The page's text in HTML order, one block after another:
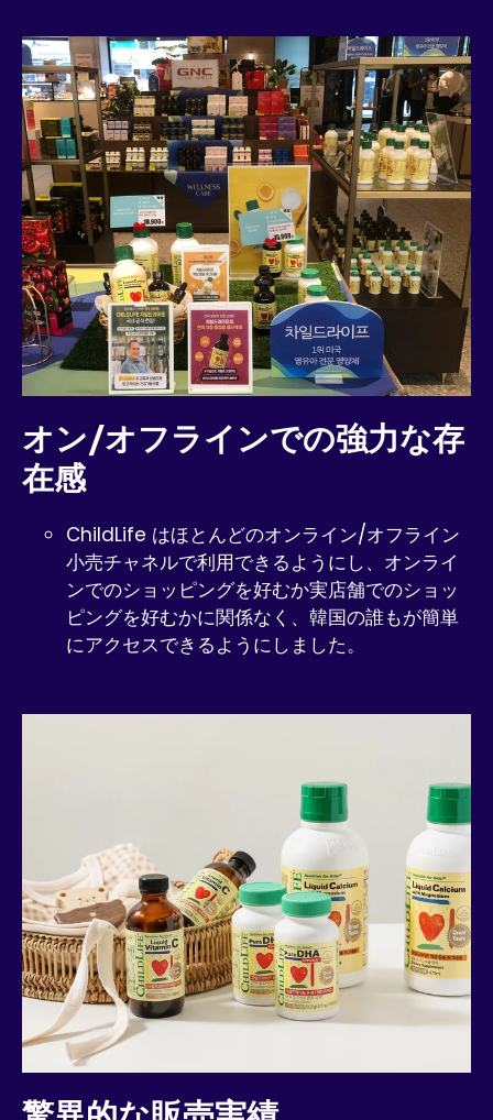
オン/オフラインでの強力な存
在感
ChildLife はほとんどのオンライン/オフライン
小売チャネルで利用できるようにし、オンライ
ンでのショッピングを好むか実店舗でのショッ
ピングを好むかに関係なく、韓国の誰もが簡単
にアクセスできるようにしました。